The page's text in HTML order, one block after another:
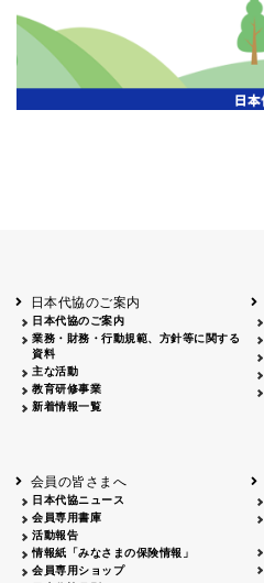
日本代協のご案内
日本代協のご案内
業務・財務・行動規範、方針等に関する
資料
主な活動
教育研修事業
新着情報一覧
会員の皆さまへ
日本代協ニュース
会員専用書庫
活動報告
情報紙「みなさまの保険情報」
会員専用ショップ